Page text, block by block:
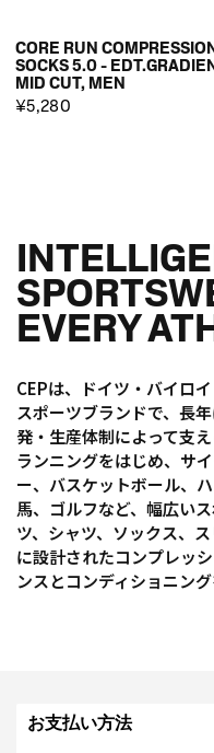
CORE RUN
SOCKS 5.0 -
MID CUT, MEN
¥5,280
EVERY
CEPは、ドイツ・バイロ
スポーツブランドで、長
発・生産体制によって支え
ランニングをはじめ、サ
ー、バスケットボール、
馬、ゴルフなど、幅広い
ツ、シャツ、ソックス、
に設計されたコンプレッ
ンスとコンディショニング
お支払い方法